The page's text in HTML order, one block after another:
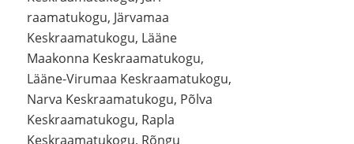
raamatukogu, Järvamaa
Keskraamatukogu, Lääne
Maakonna Keskraamatukogu,
Lääne-Virumaa Keskraamatukogu,
Narva Keskraamatukogu, Põlva
Keskraamatukogu, Rapla
Keskraamatukogu, Rõngu